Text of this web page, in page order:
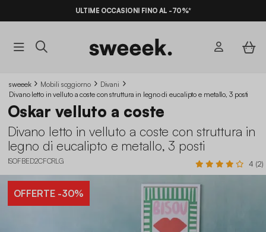
ULTIME OCCASIONI FINO AL -70%*
sweeek Mobili soggiorno
Divani
Divano letto in velluto a coste con struttura in legno di eucalipto e metallo, 3 posti
Oskar velluto a coste
Divano letto in velluto a coste con struttura in
legno di eucalipto e metallo, 3 posti
ISOFBED2CFCRLG 4 (2)
OFFERTE-30%